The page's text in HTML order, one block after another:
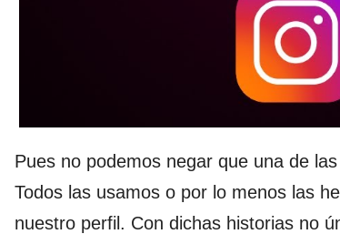
Pues no podemos negar que una de
Todos las usamos o por lo menos las
nuestro perfil. Con dichas historias no